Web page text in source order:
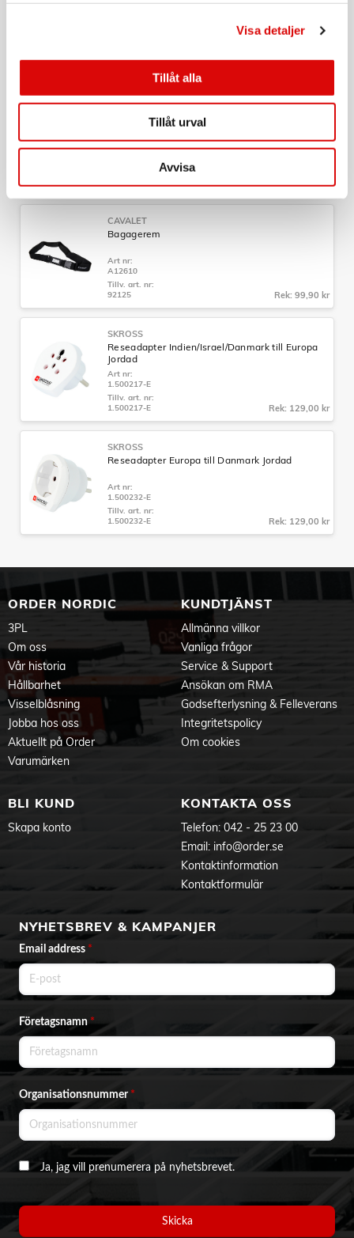
Visa detaljer
Tillåt alla
Tillåt urval
Avvisa
Sovmask
Tillv. art. nr:
CAVALET
Nackkudde Komfort
Art nr:
CAVALET
Bagagerem
Art nr:
A12610
Tillv. art. nr:
92125
Rek: 99,90 kr
SKROSS
Reseadapter Indien/Israel/Danmark till Europa
Jordad
Art nr:
1.500217-E
Tillv. art. nr:
1.500217-E
Rek: 129,00 kr
SKROSS
Reseadapter Europa till Danmark Jordad
Art nr:
1.500232-E
Tillv. art. nr:
1.500232-E
Rek: 129,00 kr
ORDER NORDIC
3PL
Om oss
Vår historia
Hållbarhet
Visselblåsning
Jobba hos oss
Aktuellt på Order
Varumärken
KUNDTJÄNST
Allmänna villkor
Vanliga frågor
Service & Support
Ansökan om RMA
Godsefterlysning & Felleverans
Integritetspolicy
Om cookies
BLI KUND
Skapa konto
KONTAKTA OSS
Telefon: 042 - 25 23 00
Email: info@order.se
Kontaktinformation
Kontaktformulär
NYHETSBREV & KAMPANJER
Email address *
Företagsnamn*
Organisationsnummer *
Ja, jag vill prenumerera på nyhetsbrevet.
Skicka